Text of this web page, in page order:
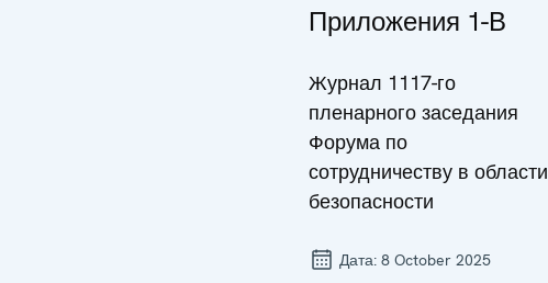
Приложения 1-В
Журнал 1117-го
пленарного заседания
Форума по
сотрудничеству в области
безопасности
Дата: 8 October 2025